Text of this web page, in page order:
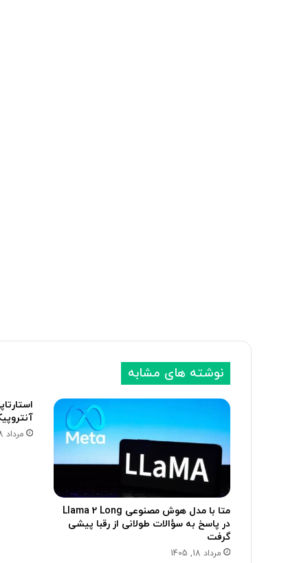
نوشته های مشابه
متا با مدل هوش مصنوعی Llama 2 Long
در پاسخ به سؤالات طولانی از رقبا پیشی
گرفت
مرداد 18, 1405
مرداد 18, 1405